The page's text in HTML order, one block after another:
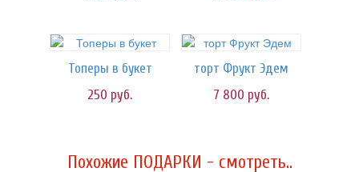
Топеры в букет
250 руб.
торт Фрукт Эдем
7 800 руб.
Похожие ПОДАРКИ - смотреть..